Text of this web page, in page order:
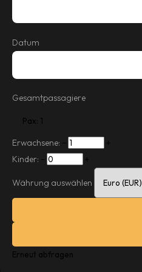
Datum
Gesamtpassagiere
Pax: 1
Erwachsene: − +
Kinder: − +
Währung auswählen
Erneut abfragen